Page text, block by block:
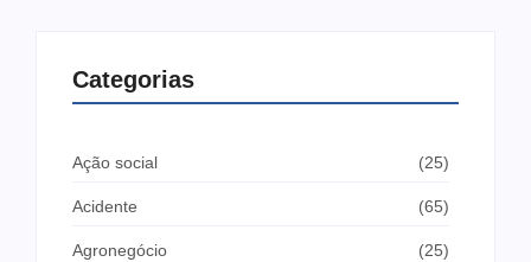
Categorias
Ação social (25)
Acidente (65)
Agronegócio (25)